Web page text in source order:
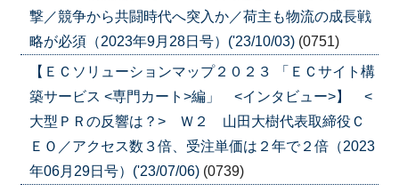
撃／競争から共闘時代へ突入か／荷主も物流の成長戦
略が必須（2023年9月28日号）('23/10/03) (0751)
【ＥＣソリューションマップ２０２３ 「ＥＣサイト構
築サービス <専門カート>編」 <インタビュー>】 <
大型ＰＲの反響は？> Ｗ２ 山田大樹代表取締役Ｃ
ＥＯ／アクセス数３倍、受注単価は２年で２倍（2023
年06月29日号）('23/07/06) (0739)